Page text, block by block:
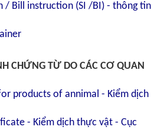
/ Bill instruction (SI /BI) - thông tin
CHỨNG TỪ DO CÁC CƠ QUAN
products of annimal - Kiểm dịch
- Kiểm dịch thực vật - Cục